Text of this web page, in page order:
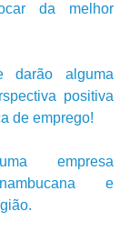
da melhor
darão alguma
positiva
de emprego!
empresa
e